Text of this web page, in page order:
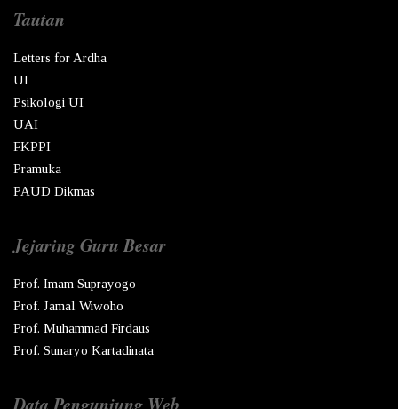
Tautan
Letters for Ardha
UI
Psikologi UI
UAI
FKPPI
Pramuka
PAUD Dikmas
Jejaring Guru Besar
Prof. Imam Suprayogo
Prof. Jamal Wiwoho
Prof. Muhammad Firdaus
Prof. Sunaryo Kartadinata
Data Pengunjung Web